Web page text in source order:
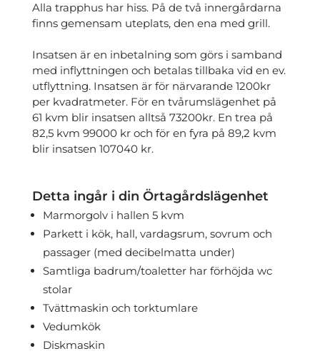
Alla trapphus har hiss. På de två innergårdarna
finns gemensam uteplats, den ena med grill.
Insatsen är en inbetalning som görs i samband
med inflyttningen och betalas tillbaka vid en ev.
utflyttning. Insatsen är för närvarande 1200kr
per kvadratmeter. För en tvårumslägenhet på
61 kvm blir insatsen alltså 73200kr. En trea på
82,5 kvm 99000 kr och för en fyra på 89,2 kvm
blir insatsen 107040 kr.
Detta ingår i din Örtagårdslägenhet
Marmorgolv i hallen 5 kvm
Parkett i kök, hall, vardagsrum, sovrum och
passager (med decibelmatta under)
Samtliga badrum/toaletter har förhöjda wc
stolar
Tvättmaskin och torktumlare
Vedumkök
Diskmaskin